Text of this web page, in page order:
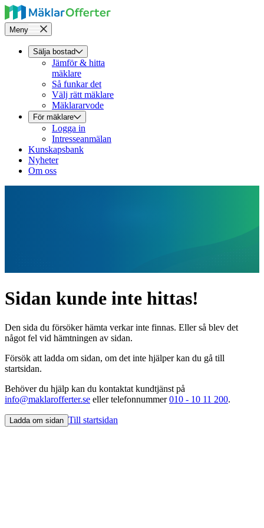
Meny
Sälja bostad
Jämför & hitta
mäklare
Så funkar det
Välj rätt mäklare
Mäklararvode
För mäklare
Logga in
Intresseanmälan
Kunskapsbank
Nyheter
Om oss
Sidan kunde inte hittas!
Den sida du försöker hämta verkar inte finnas. Eller så blev det
något fel vid hämtningen av sidan.
Försök att ladda om sidan, om det inte hjälper kan du gå till
startsidan.
Behöver du hjälp kan du kontaktat kundtjänst på
info@maklarofferter.se eller telefonnummer010 - 10 11 200.
Ladda om sidan Till startsidan